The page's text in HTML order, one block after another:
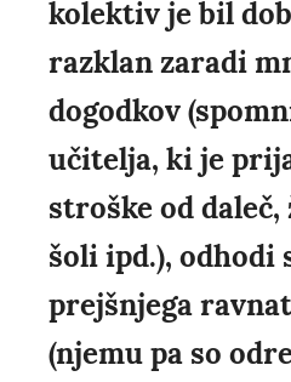
kolektiv je bil
razklan zaradi
dogodkov
učitelja, ki je
stroške od
šoli ipd.), odhodi
prejšnjega
(njemu pa so